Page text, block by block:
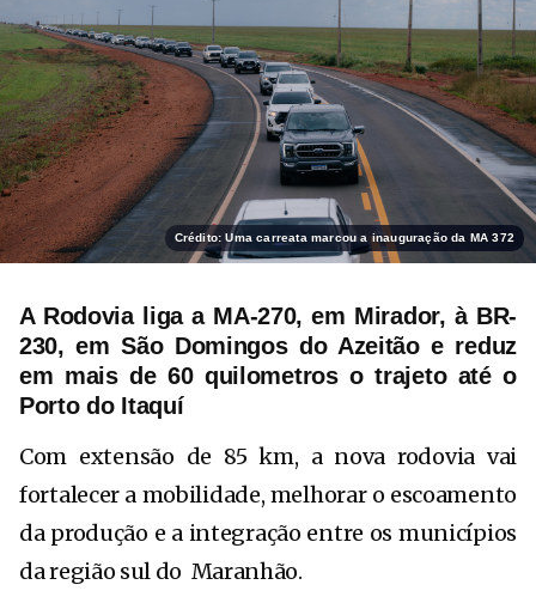
Crédito: Uma carreata marcou a inauguração da MA 372
A Rodovia liga a MA-270, em Mirador, à BR-
230, em São Domingos do Azeitão e reduz
em mais de 60 quilometros o trajeto até o
Porto do Itaquí
Com extensão de 85 km, a nova rodovia vai
fortalecer a mobilidade, melhorar o escoamento
da produção e a integração entre os municípios
da região sul do Maranhão.